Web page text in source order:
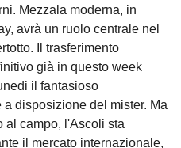
Mezzala moderna, in
avrà un ruolo centrale nel
Il trasferimento
già in questo week
il fantasioso
disposizione del mister. Ma
al campo, l'Ascoli sta
il mercato internazionale,